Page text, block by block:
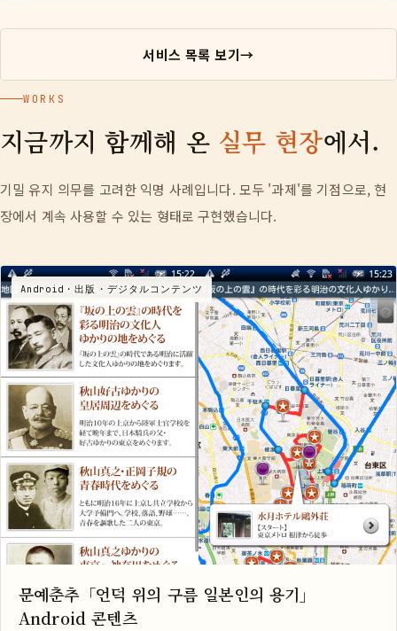
서비스 목록 보기→
WORKS
지금까지 함께해 온 실무 현장에서.
기밀 유지 의무를 고려한 익명 사례입니다. 모두 '과제'를 기점으로, 현
장에서 계속 사용할 수 있는 형태로 구현했습니다.
Android・出版・デジタルコンテンツ
문예춘추「언덕 위의 구름 일본인의 용기」
Android 콘텐츠